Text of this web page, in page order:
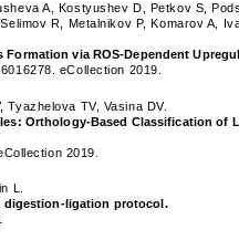
A, Kostyushev D, Petkov S,
R, Metalnikov P, Komarov A,
Formation via ROS-Dependent
eCollection 2019.
TV, Vasina DV.
Orthology-Based Classification of
2019.
L.
digestion-ligation protocol.
ОФЕРТОЙ